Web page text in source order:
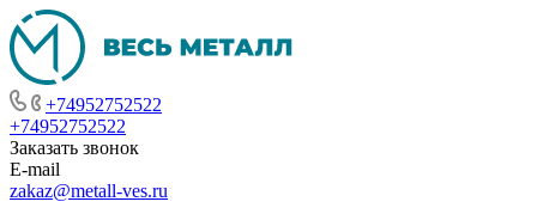
+74952752522
+74952752522
Заказать звонок
E-mail
zakaz@metall-ves.ru